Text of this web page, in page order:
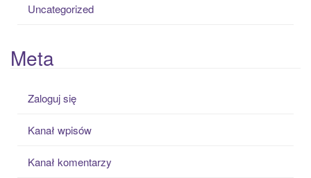
Uncategorized
Meta
Zaloguj się
Kanał wpisów
Kanał komentarzy